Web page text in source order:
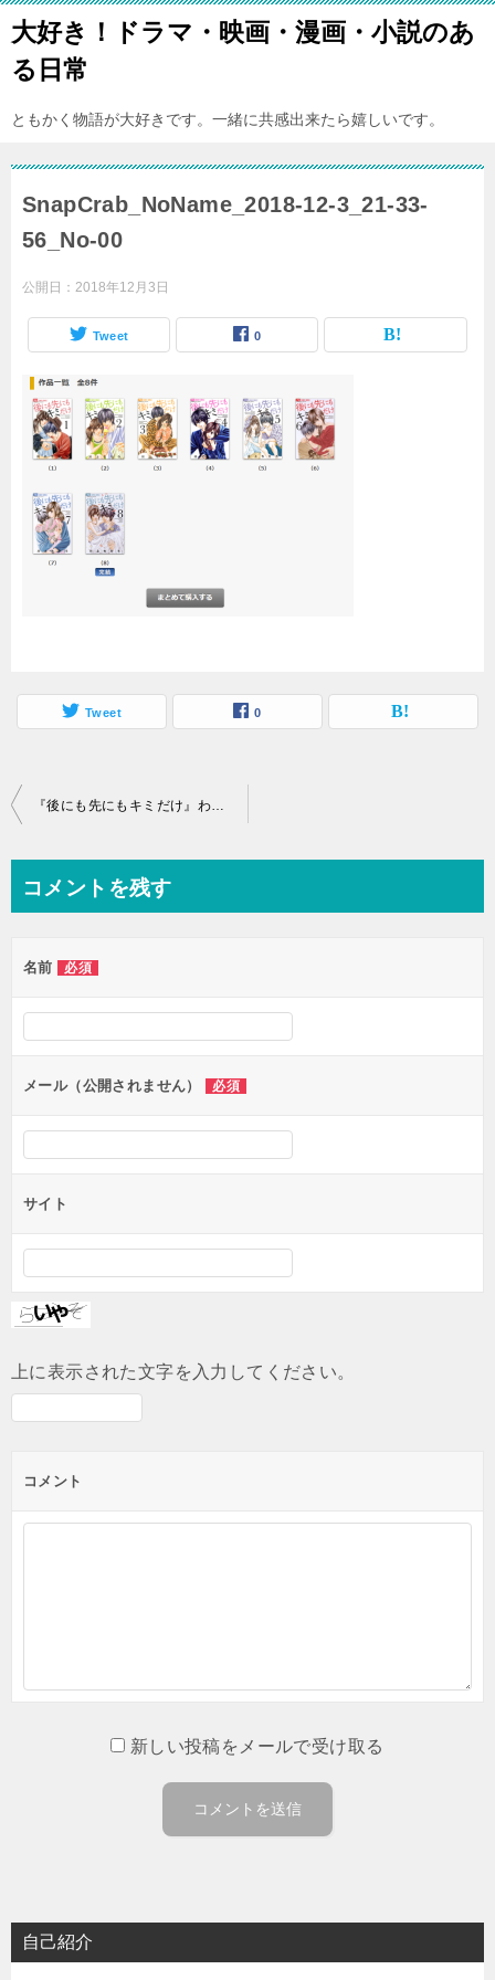
大好き！ドラマ・映画・漫画・小説のあ
る日常
ともかく物語が大好きです。一緒に共感出来たら嬉しいです。
SnapCrab_NoName_2018-12-3_21-33-
56_No-00
公開日： 2018年12月3日
Tweet 0
Tweet 0
投
ビ
ー
シ
ン
『後にも先にもキミだけ』わがままに振り回されて、少し笑って一途な恋。１巻から無料で読むには。FODなら安全・高画質です。ZIPは危険です。
コメントを残す
名前 必須
メール（公開されません） 必須
サイト
上に表示された文字を入力してください。
コメント
新しい投稿をメールで受け取る
自己紹介